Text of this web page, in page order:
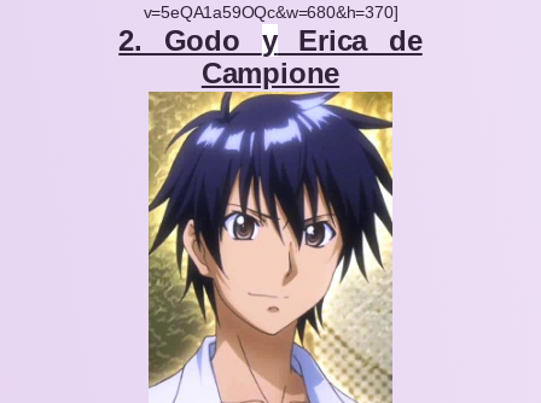
v=5eQA1a59OQc&w=680&h=370]
2. Godo yErica de
Campione